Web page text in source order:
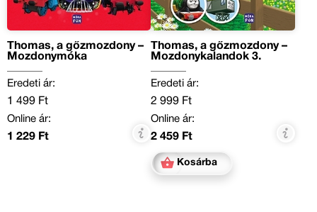
Thomas, a gőzmozdony –
Mozdonymóka
Eredeti ár:
1 499 Ft
Online ár:
1 229 Ft
Thomas, a gőzmozdony –
Mozdonykalandok 3.
Eredeti ár:
2 999 Ft
Online ár:
2 459 Ft
Kosárba